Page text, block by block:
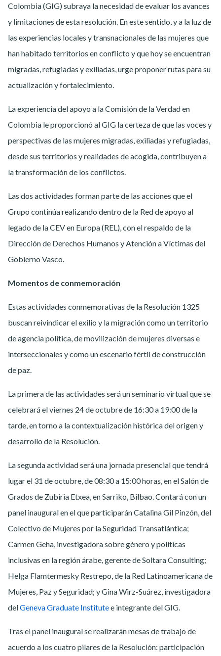
Colombia (GIG) subraya la necesidad de evaluar los avances
y limitaciones de esta resolución. En este sentido, y a la luz de
las experiencias locales y transnacionales de las mujeres que
han habitado territorios en conflicto y que hoy se encuentran
migradas, refugiadas y exiliadas, urge proponer rutas para su
actualización y fortalecimiento.
La experiencia del apoyo a la Comisión de la Verdad en
Colombia le proporcionó al GIG la certeza de que las voces y
perspectivas de las mujeres migradas, exiliadas y refugiadas,
desde sus territorios y realidades de acogida, contribuyen a
la transformación de los conflictos.
Las dos actividades forman parte de las acciones que el
Grupo continúa realizando dentro de la Red de apoyo al
legado de la CEV en Europa (REL), con el respaldo de la
Dirección de Derechos Humanos y Atención a Víctimas del
Gobierno Vasco.
Momentos de conmemoración
Estas actividades conmemorativas de la Resolución 1325
buscan reivindicar el exilio y la migración como un territorio
de agencia política, de movilización de mujeres diversas e
interseccionales y como un escenario fértil de construcción
de paz.
La primera de las actividades será un seminario virtual que se
celebrará el viernes 24 de octubre de 16:30 a 19:00 de la
tarde, en torno a la contextualización histórica del origen y
desarrollo de la Resolución.
La segunda actividad será una jornada presencial que tendrá
lugar el 31 de octubre, de 08:30 a 15:00 horas, en el Salón de
Grados de Zubiria Etxea, en Sarriko, Bilbao. Contará con un
panel inaugural en el que participarán Catalina Gil Pinzón, del
Colectivo de Mujeres por la Seguridad Transatlántica;
Carmen Geha, investigadora sobre género y políticas
inclusivas en la región árabe, gerente de Soltara Consulting;
Helga Flamtermesky Restrepo, de la Red Latinoamericana de
Mujeres, Paz y Seguridad; y Gina Wirz-Suárez, investigadora
delGeneva Graduate Institutee integrante del GIG.
Tras el panel inaugural se realizarán mesas de trabajo de
acuerdo a los cuatro pilares de la Resolución: participación